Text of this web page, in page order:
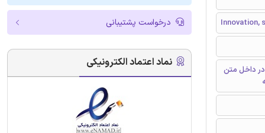
Innovation,
در داخل متن
درخواست پشتیبانی
نماد اعتماد الکترونیکی